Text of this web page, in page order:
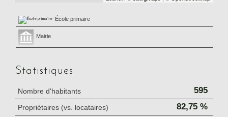
École primaire
Mairie
Statistiques
Nombre d'habitants 595
Propriétaires (vs. locataires) 82,75 %